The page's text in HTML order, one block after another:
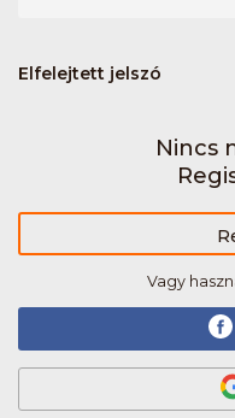
Elfelejtett jelszó
Nincs
Vagy